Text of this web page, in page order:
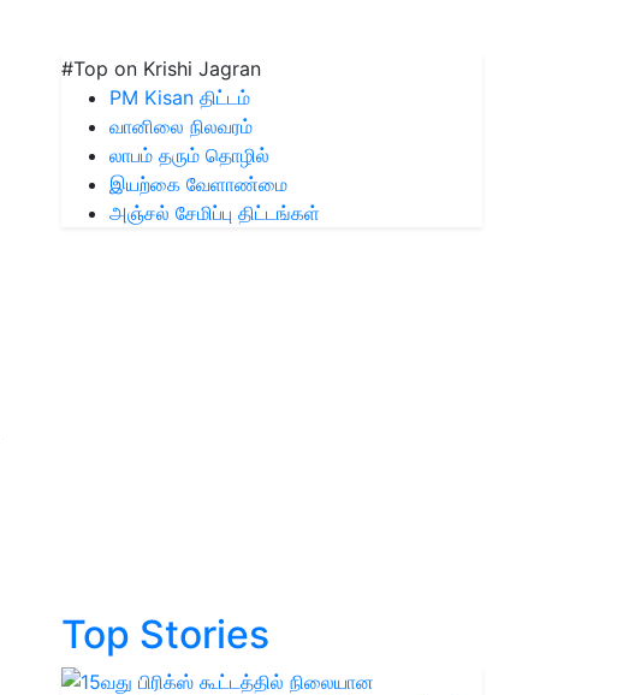
#Top on Krishi Jagran
PM Kisan திட்டம்
வானிலை நிலவரம்
லாபம் தரும் தொழில்
இயற்கை வேளாண்மை
அஞ்சல் சேமிப்பு திட்டங்கள்
Top Stories